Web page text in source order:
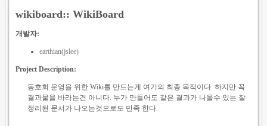
wikiboard:: WikiBoard
개발자:
earthian(jslee)
Project Description:
동호회 운영을 위한 Wiki를 만드는게 여기의 최종 목적이다. 하지만 꼭
결과물을 바라는건 아니다. 누가 만들어도 같은 결과가 나올수 있는 잘
정리된 문서가 나오는것으로도 만족 한다.